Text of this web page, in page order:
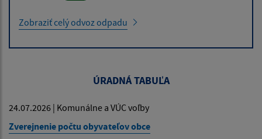
Zobraziť celý odvoz odpadu
ÚRADNÁ TABUĽA
24.07.2026 | Komunálne a VÚC voľby
Zverejnenie počtu obyvateľov obce